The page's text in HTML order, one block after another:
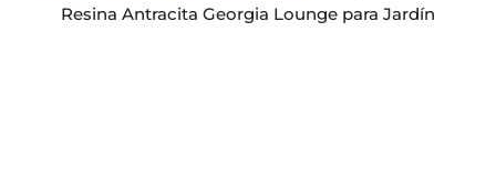
Resina Antracita Georgia Lounge para Jardín